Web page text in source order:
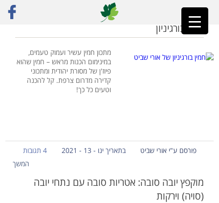
ראשי»נתחי סויה
חמין בורגיניון
מתכון חמין עשיר ועמוק טעמים,
במינימום הכנות מראש – חמין שהוא
פיוז'ן של מסורת יהודית ומתכוני
קדירה מדרום צרפת. קל להכנה
וטעים כל כך!
פורסם ע"י אורי שביט בתאריך ינו - 13 - 2021
4 תגובות
המשך
מוקפץ יובה סובה: אטריות סובה עם נתחי יובה
(סויה) וירקות